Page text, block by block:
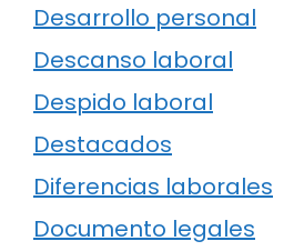
Desarrollo personal
Descanso laboral
Despido laboral
Destacados
Diferencias laborales
Documento legales